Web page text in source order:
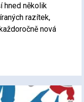
hned několik
razítek,
nová